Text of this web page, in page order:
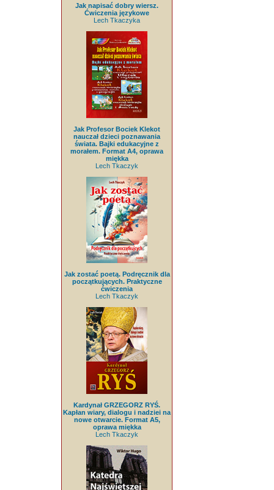
Jak napisać dobry wiersz.
Ćwiczenia językowe
Lech Tkaczyka
Jak Profesor Bociek Klekot
nauczał dzieci poznawania
świata. Bajki edukacyjne z
morałem. Format A4, oprawa
miękka
Lech Tkaczyk
Jak zostać poetą. Podręcznik dla
początkujących. Praktyczne
ćwiczenia
Lech Tkaczyk
Kardynał GRZEGORZ RYŚ.
Kapłan wiary, dialogu i nadziei na
nowe otwarcie. Format A5,
oprawa miękka
Lech Tkaczyk